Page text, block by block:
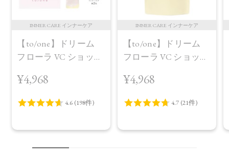
INNER CARE インナーケア
【to/one】ドリーム
フローラ VC ショット
¥4,968
INNER CARE インナーケア
【to/one】ドリーム
フローラ VC ショット
プラス＜限定品＞
¥4,968